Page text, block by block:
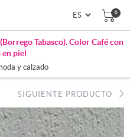
0
Tabasco). Color Café con
en piel
y calzado
SIGUIENTE PRODUCTO